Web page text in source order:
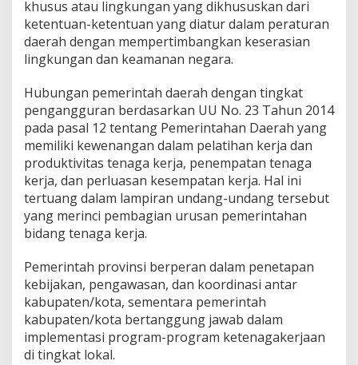
khusus atau lingkungan yang dikhususkan dari
ketentuan-ketentuan yang diatur dalam peraturan
daerah dengan mempertimbangkan keserasian
lingkungan dan keamanan negara.
Hubungan pemerintah daerah dengan tingkat
pengangguran berdasarkan UU No. 23 Tahun 2014
pada pasal 12 tentang Pemerintahan Daerah yang
memiliki kewenangan dalam pelatihan kerja dan
produktivitas tenaga kerja, penempatan tenaga
kerja, dan perluasan kesempatan kerja. Hal ini
tertuang dalam lampiran undang-undang tersebut
yang merinci pembagian urusan pemerintahan
bidang tenaga kerja.
Pemerintah provinsi berperan dalam penetapan
kebijakan, pengawasan, dan koordinasi antar
kabupaten/kota, sementara pemerintah
kabupaten/kota bertanggung jawab dalam
implementasi program-program ketenagakerjaan
di tingkat lokal.